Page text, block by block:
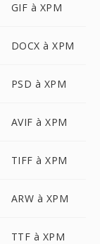
GIF à XPM
DOCX à XPM
PSD à XPM
AVIF à XPM
TIFF à XPM
ARW à XPM
TTF à XPM